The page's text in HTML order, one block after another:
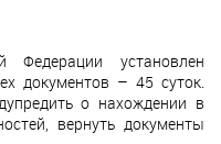
Федерации установлен
документов – 45 суток.
о нахождении в
вернуть документы